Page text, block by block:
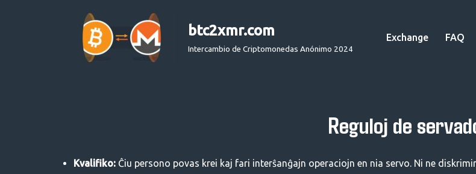
btc2xmr.com
Intercambio de Criptomonedas Anónimo 2024
Exchange FAQ
Reguloj de
Kvalifiko: Ĉiu persono povas krei kaj fari interŝanĝajn operaciojn en nia servo. Ni ne